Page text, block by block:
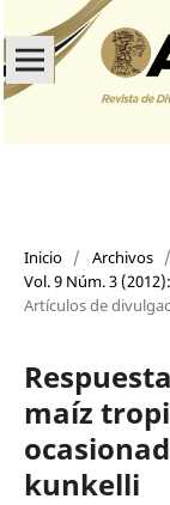
Inicio / Archivos /
Vol. 9 Núm. 3
Artículos de
maíz
kunkelli